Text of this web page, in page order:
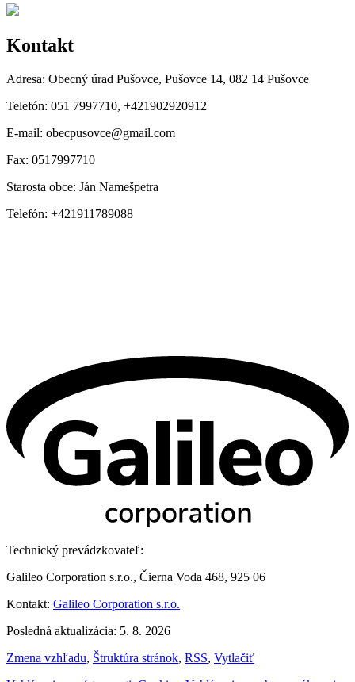
Kontakt
Adresa: Obecný úrad Pušovce, Pušovce 14, 082 14 Pušovce
Telefón: 051 7997710, +421902920912
E-mail: obecpusovce@gmail.com
Fax: 0517997710
Starosta obce: Ján Namešpetra
Telefón: +421911789088
Technický prevádzkovateľ:
Galileo Corporation s.r.o., Čierna Voda 468, 925 06
Kontakt: Galileo Corporation s.r.o.
Posledná aktualizácia: 5. 8. 2026
Zmena vzhľadu, Štruktúra stránok, RSS, Vytlačiť